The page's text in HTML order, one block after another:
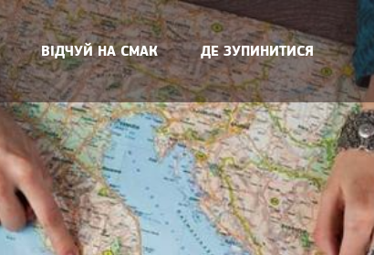
ВІДЧУЙ НА СМАК ДЕ ЗУПИНИТИСЯ